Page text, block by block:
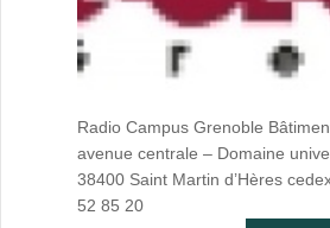
Radio Campus Grenoble
avenue centrale – Domaine
38400 Saint Martin d’Hères
52 85 20